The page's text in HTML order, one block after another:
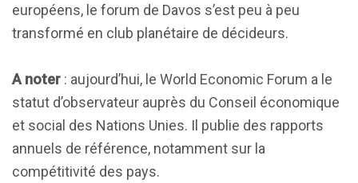
européens, le forum de Davos s’est peu à peu
transformé en club planétaire de décideurs.
A noter : aujourd’hui, le World Economic Forum a le
statut d’observateur auprès du Conseil économique
et social des Nations Unies. Il publie des rapports
annuels de référence, notamment sur la
compétitivité des pays.